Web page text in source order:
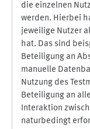
die einzelnen
werden. Hierbei
jeweilige Nutzer
hat. Das sind
Beteiligung an
manuelle
Nutzung des
Beteiligung an
Interaktion
naturbedingt